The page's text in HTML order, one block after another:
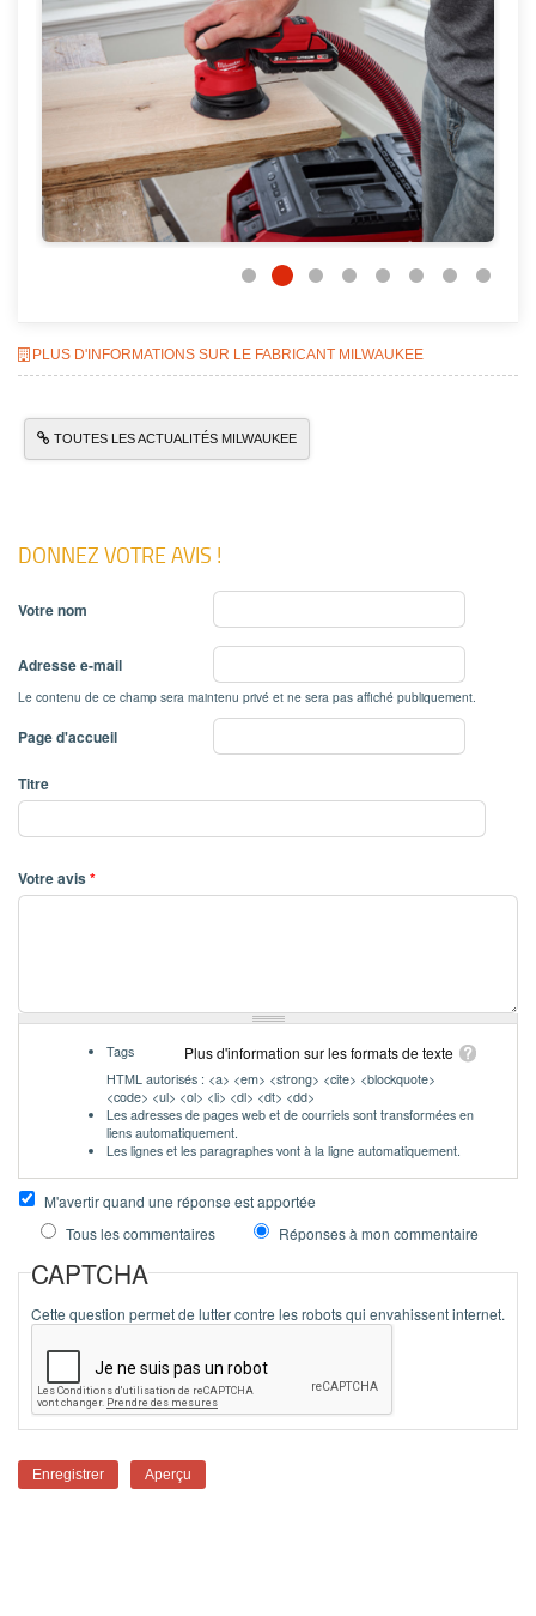
PLUS D'INFORMATIONS SUR LE FABRICANT MILWAUKEE
TOUTES LES ACTUALITÉS MILWAUKEE
DONNEZ VOTRE AVIS !
Votre nom
Adresse e-mail
Le contenu de ce champ sera maintenu privé et ne sera pas affiché publiquement.
Page d'accueil
Titre
Votre avis*
Plus d'information sur les formats de texte
Tags
HTML autorisés : <a> <em> <strong> <cite> <blockquote>
<code> <ul> <ol> <li> <dl> <dt> <dd>
Les adresses de pages web et de courriels sont transformées en
liens automatiquement.
Les lignes et les paragraphes vont à la ligne automatiquement.
M'avertir quand une réponse est apportée
Tous les commentaires
Réponses à mon commentaire
CAPTCHA
Cette question permet de lutter contre les robots qui envahissent internet.